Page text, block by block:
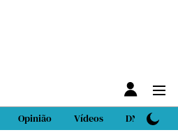
Opinião Vídeos DN Sport